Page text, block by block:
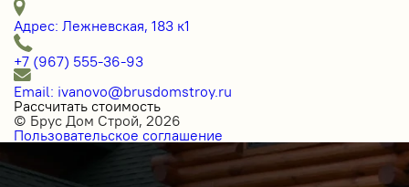
Адрес: Лежневская, 183 к1
+7 (967) 555-36-93
Email: ivanovo@brusdomstroy.ru
Рассчитать стоимость
© Брус Дом Строй, 2026
Пользовательское соглашение